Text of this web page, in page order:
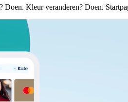
Doen. Kleur veranderen? Doen.